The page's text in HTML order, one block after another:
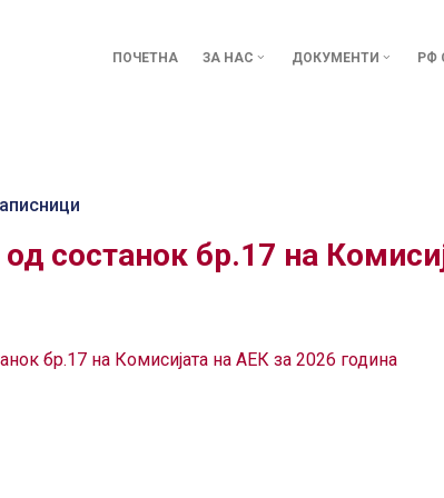
ПОЧЕТНА ЗА НАС ДОКУМЕНТИ РФ
состанок бр.17 на
бр.17 на Комисијата на АЕК за 2026 година